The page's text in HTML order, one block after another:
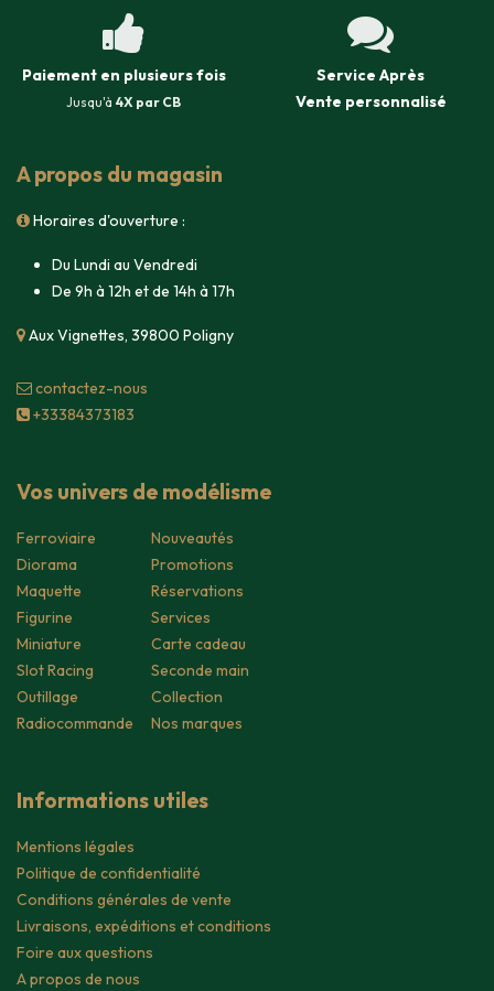
Paiement en plusieurs fois
Jusqu'à 4X par CB
Service Après
Vente personnalisé
A propos du magasin
Horaires d'ouverture :
Du Lundi au Vendredi
De 9h à 12h et de 14h à 17h
Aux Vignettes, 39800 Poligny
contacte​z-nous
+33384373183
Vos univers de modélisme
Ferroviaire
Diorama
Maquette
Figurine
Miniature
Slot Racing
Outillage
Radiocommande
Nouveautés
Promotions
Réservations
Services
Carte cadeau
Seconde main
Collection
Nos marques
Informations utiles
Mentions légales
Politique de confidentialité
Conditions générales de vente
Livraisons, expéditions et conditions
Foire aux questions
A propos de nous